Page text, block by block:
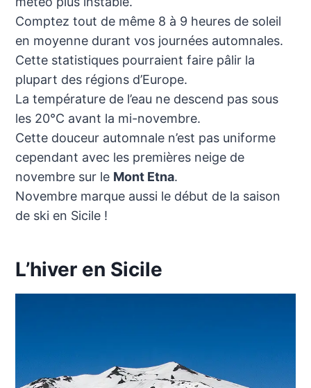
Comptez tout de même 8 à 9 heures de soleil
en moyenne durant vos journées automnales.
Cette statistiques pourraient faire pâlir la
plupart des régions d’Europe.
La température de l’eau ne descend pas sous
les 20°C avant la mi-novembre.
Cette douceur automnale n’est pas uniforme
cependant avec les premières neige de
novembre sur le Mont Etna.
Novembre marque aussi le début de la saison
de ski en Sicile !
L’hiver en Sicile